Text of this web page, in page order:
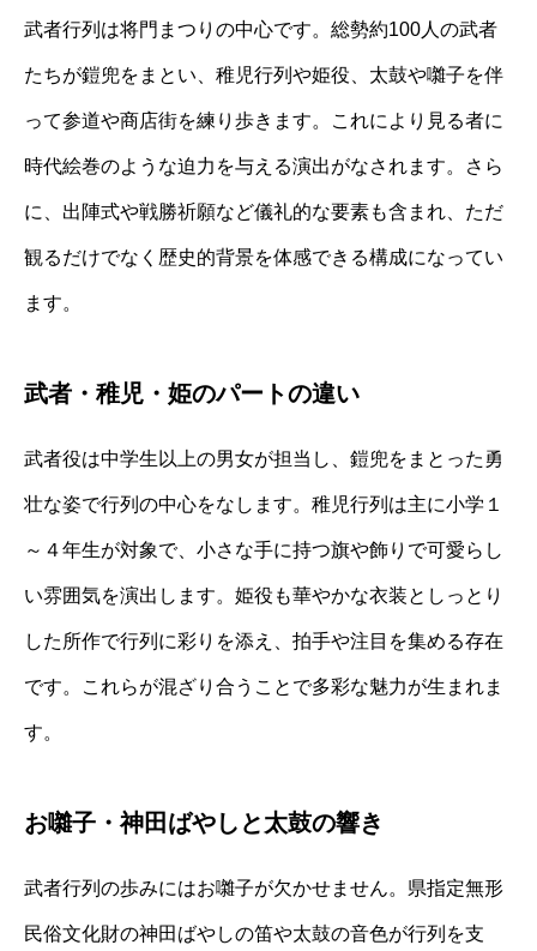
武者行列は将門まつりの中心です。総勢約100人の武者
たちが鎧兜をまとい、稚児行列や姫役、太鼓や囃子を伴
って参道や商店街を練り歩きます。これにより見る者に
時代絵巻のような迫力を与える演出がなされます。さら
に、出陣式や戦勝祈願など儀礼的な要素も含まれ、ただ
観るだけでなく歴史的背景を体感できる構成になってい
ます。
武者・稚児・姫のパートの違い
武者役は中学生以上の男女が担当し、鎧兜をまとった勇
壮な姿で行列の中心をなします。稚児行列は主に小学１
～４年生が対象で、小さな手に持つ旗や飾りで可愛らし
い雰囲気を演出します。姫役も華やかな衣装としっとり
した所作で行列に彩りを添え、拍手や注目を集める存在
です。これらが混ざり合うことで多彩な魅力が生まれま
す。
お囃子・神田ばやしと太鼓の響き
武者行列の歩みにはお囃子が欠かせません。県指定無形
民俗文化財の神田ばやしの笛や太鼓の音色が行列を支